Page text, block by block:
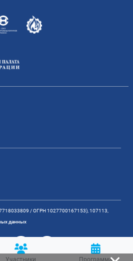
/ ОГРН 1027700167153), 107113,
данных
Участники Программа